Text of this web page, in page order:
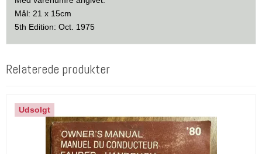
Mål: 21 x 15cm
5th Edition: Oct. 1975
Relaterede produkter
Udsolgt